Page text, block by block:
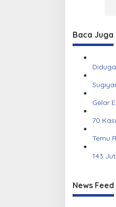
Baca Juga
Gelar
70
Temu
143
News Feed